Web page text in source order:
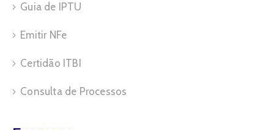
Guia de IPTU
Emitir NFe
Certidão ITBI
Consulta de Processos